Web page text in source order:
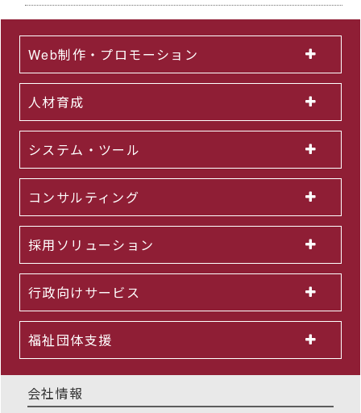
Web制作・プロモーション
人材育成
システム・ツール
コンサルティング
採用ソリューション
行政向けサービス
福祉団体支援
会社情報